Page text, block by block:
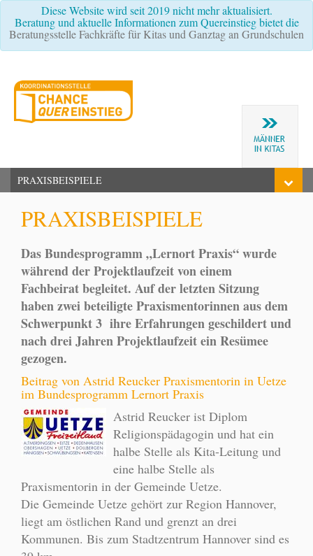
Diese Website wird seit 2019 nicht mehr aktualisiert.
Beratung und aktuelle Informationen zum Quereinstieg bietet die
Beratungsstelle Fachkräfte für Kitas und Ganztag an Grundschulen
PRAXISBEISPIELE
PRAXISBEISPIELE
Das Bundesprogramm „Lernort Praxis“ wurde
während der Projektlaufzeit von einem
Fachbeirat begleitet. Auf der letzten Sitzung
haben zwei beteiligte Praxismentorinnen aus dem
Schwerpunkt 3 ihre Erfahrungen geschildert und
nach drei Jahren Projektlaufzeit ein Resümee
gezogen.
Beitrag von Astrid Reucker Praxismentorin in Uetze
im Bundesprogramm Lernort Praxis
Astrid Reucker ist Diplom
Religionspädagogin und hat ein
halbe Stelle als Kita-Leitung und
eine halbe Stelle als
Praxismentorin in der Gemeinde Uetze.
Die Gemeinde Uetze gehört zur Region Hannover,
liegt am östlichen Rand und grenzt an drei
Kommunen. Bis zum Stadtzentrum Hannover sind es